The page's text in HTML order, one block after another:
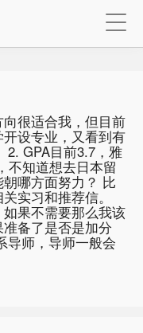
向很适合我，但目前
设专业，又看到有
2. GPA目前3.7，雅
不知道想去日本留
哪方面努力？ 比
实习和推荐信。
果不需要那么我该
备了是否是加分
导师，导师一般会